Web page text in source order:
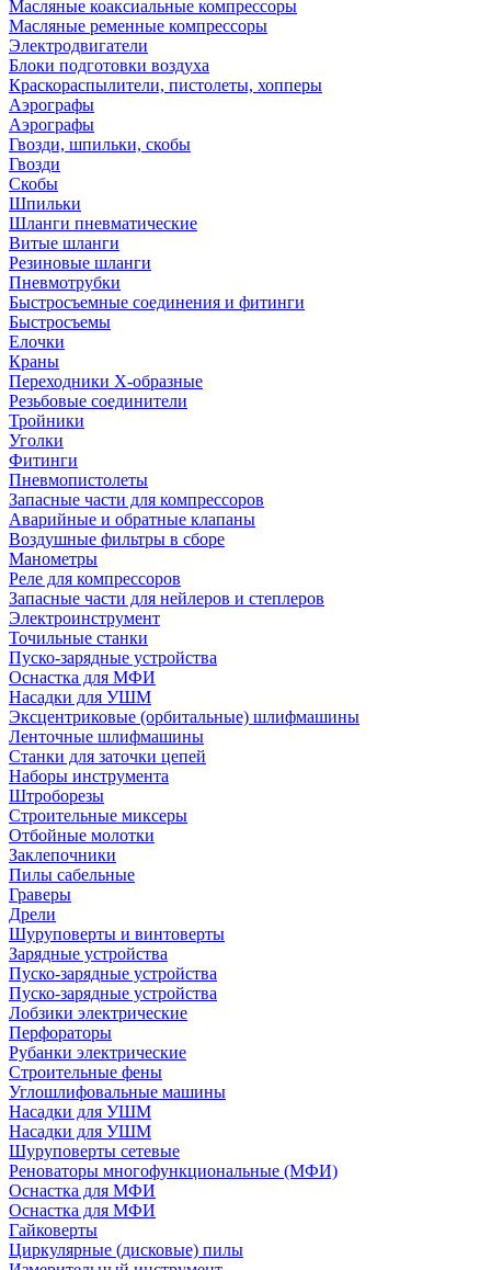
Масляные коаксиальные компрессоры
Масляные ременные компрессоры
Электродвигатели
Блоки подготовки воздуха
Краскораспылители, пистолеты, хопперы
Аэрографы
Аэрографы
Гвозди, шпильки, скобы
Гвозди
Скобы
Шпильки
Шланги пневматические
Витые шланги
Резиновые шланги
Пневмотрубки
Быстросъемные соединения и фитинги
Быстросъемы
Елочки
Краны
Переходники Х-образные
Резьбовые соединители
Тройники
Уголки
Фитинги
Пневмопистолеты
Запасные части для компрессоров
Аварийные и обратные клапаны
Воздушные фильтры в сборе
Манометры
Реле для компрессоров
Запасные части для нейлеров и степлеров
Электроинструмент
Точильные станки
Пуско-зарядные устройства
Оснастка для МФИ
Насадки для УШМ
Эксцентриковые (орбитальные) шлифмашины
Ленточные шлифмашины
Станки для заточки цепей
Наборы инструмента
Штроборезы
Строительные миксеры
Отбойные молотки
Заклепочники
Пилы сабельные
Граверы
Дрели
Шуруповерты и винтоверты
Зарядные устройства
Пуско-зарядные устройства
Пуско-зарядные устройства
Лобзики электрические
Перфораторы
Рубанки электрические
Строительные фены
Углошлифовальные машины
Насадки для УШМ
Насадки для УШМ
Шуруповерты сетевые
Реноваторы многофункциональные (МФИ)
Оснастка для МФИ
Оснастка для МФИ
Гайковерты
Циркулярные (дисковые) пилы